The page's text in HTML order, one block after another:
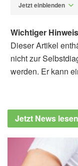
Jetzt einblenden
Wichtiger
Dieser Artikel
nicht zur
werden. Er kann
Jetzt News lesen